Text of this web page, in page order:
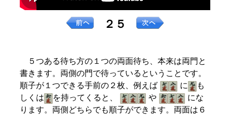
２５
５つある待ち方の１つの両面待ち、本来は両門と
書きます。両側の門で待っているということです。
順子が１つできる手前の２枚、例えば
に
も
しくは
を持ってくると、 や
にな
ります。両側どちらでも順子ができます。両面は６